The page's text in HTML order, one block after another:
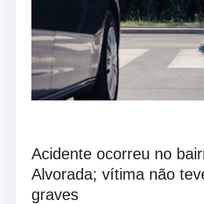
Acidente ocorreu no
Alvorada; vítima não
graves